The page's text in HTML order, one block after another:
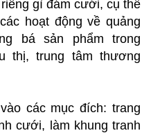
gì đám cưới, cụ thể
hoạt động về quảng
bá sản phẩm trong
thị, trung tâm thương
các mục đích: trang
cưới, làm khung tranh